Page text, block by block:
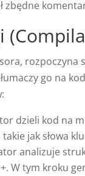
zbędne
rozpoczyna
go na
dzieli kod na
jak słowa
analizuje
W tym kroku